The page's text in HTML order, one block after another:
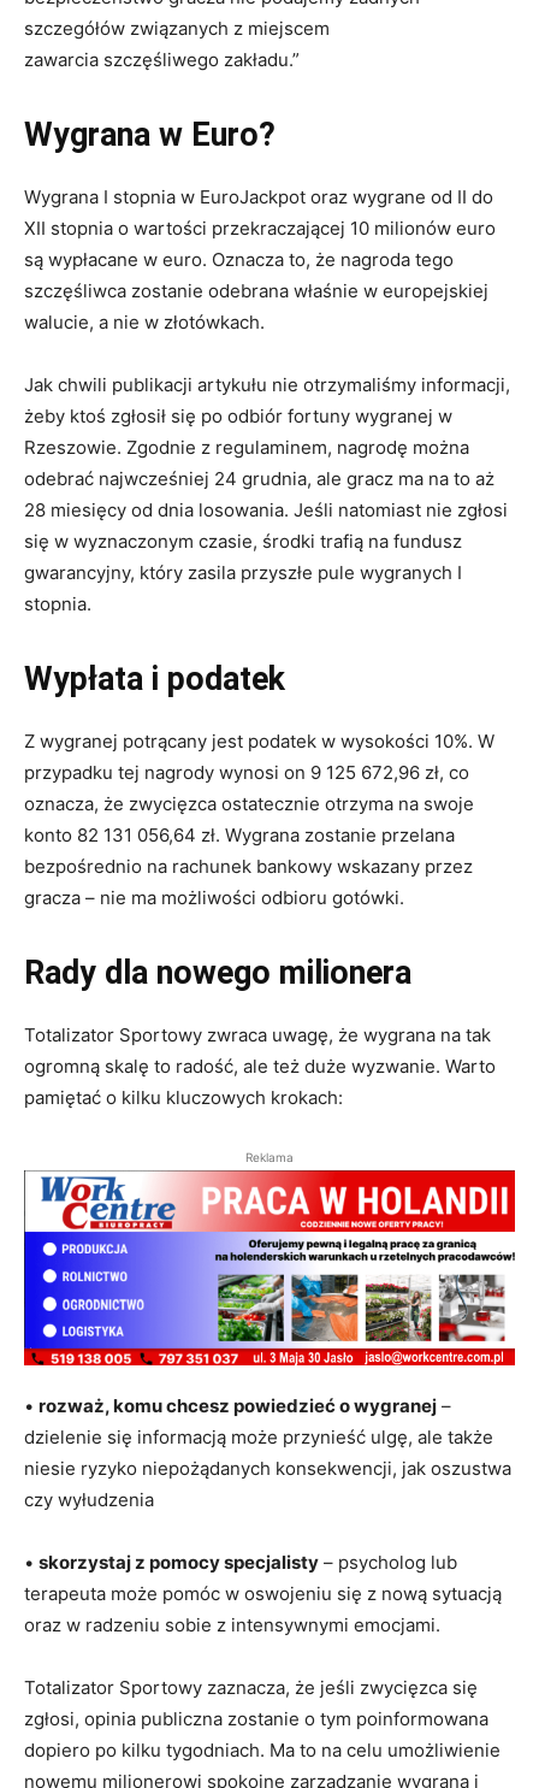
szczegółów związanych z miejscem
zawarcia szczęśliwego zakładu.”
Wygrana w Euro?
Wygrana I stopnia w EuroJackpot oraz wygrane od II do
XII stopnia o wartości przekraczającej 10 milionów euro
są wypłacane w euro. Oznacza to, że nagroda tego
szczęśliwca zostanie odebrana właśnie w europejskiej
walucie, a nie w złotówkach.
Jak chwili publikacji artykułu nie otrzymaliśmy informacji,
żeby ktoś zgłosił się po odbiór fortuny wygranej w
Rzeszowie. Zgodnie z regulaminem, nagrodę można
odebrać najwcześniej 24 grudnia, ale gracz ma na to aż
28 miesięcy od dnia losowania. Jeśli natomiast nie zgłosi
się w wyznaczonym czasie, środki trafią na fundusz
gwarancyjny, który zasila przyszłe pule wygranych I
stopnia.
Wypłata i podatek
Z wygranej potrącany jest podatek w wysokości 10%. W
przypadku tej nagrody wynosi on 9 125 672,96 zł, co
oznacza, że zwycięzca ostatecznie otrzyma na swoje
konto 82 131 056,64 zł. Wygrana zostanie przelana
bezpośrednio na rachunek bankowy wskazany przez
gracza – nie ma możliwości odbioru gotówki.
Rady dla nowego milionera
Totalizator Sportowy zwraca uwagę, że wygrana na tak
ogromną skalę to radość, ale też duże wyzwanie. Warto
pamiętać o kilku kluczowych krokach:
Reklama
• rozważ, komu chcesz powiedzieć o wygranej –
dzielenie się informacją może przynieść ulgę, ale także
niesie ryzyko niepożądanych konsekwencji, jak oszustwa
czy wyłudzenia
• skorzystaj z pomocy specjalisty – psycholog lub
terapeuta może pomóc w oswojeniu się z nową sytuacją
oraz w radzeniu sobie z intensywnymi emocjami.
Totalizator Sportowy zaznacza, że jeśli zwycięzca się
zgłosi, opinia publiczna zostanie o tym poinformowana
dopiero po kilku tygodniach. Ma to na celu umożliwienie
nowemu milionerowi spokojne zarządzanie wygraną i